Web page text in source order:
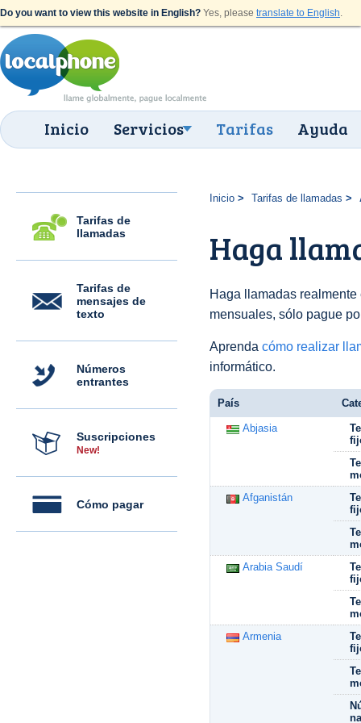
Do you want to view this website in English? Yes, please translate to English.
Inicio Servicios Tarifas Ayuda
Tarifas de
llamadas
Tarifas de
mensajes de
texto
Números
entrantes
Suscripciones
New!
Cómo pagar
Inicio Tarifas de llamadas
Haga
Haga llamadas
mensuales, sólo pague
Aprenda cómo realizar
informático.
País
Abjasia
Afganistán
Arabia Saudí
Armenia